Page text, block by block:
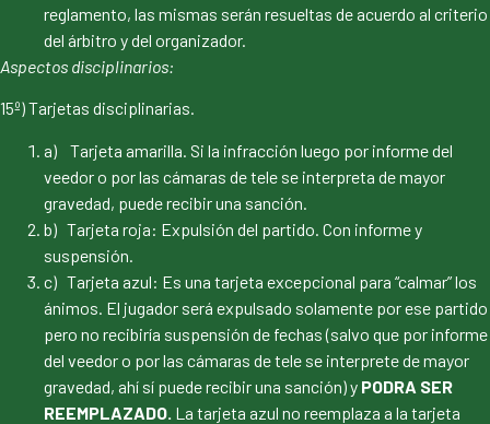
reglamento, las mismas serán resueltas de acuerdo al criterio
del árbitro y del organizador.
Aspectos disciplinarios:
15º) Tarjetas disciplinarias.
a) Tarjeta amarilla. Si la infracción luego por informe del
veedor o por las cámaras de tele se interpreta de mayor
gravedad, puede recibir una sanción.
b) Tarjeta roja: Expulsión del partido. Con informe y
suspensión.
c) Tarjeta azul: Es una tarjeta excepcional para “calmar” los
ánimos. El jugador será expulsado solamente por ese partido
pero no recibiría suspensión de fechas (salvo que por informe
del veedor o por las cámaras de tele se interprete de mayor
gravedad, ahí sí puede recibir una sanción) y PODRA SER
REEMPLAZADO. La tarjeta azul no reemplaza a la tarjeta